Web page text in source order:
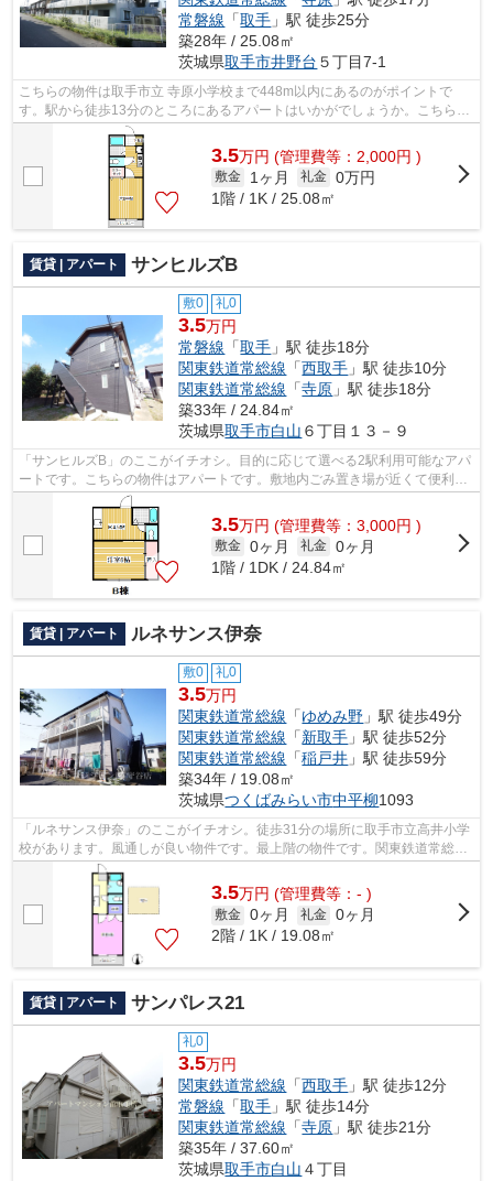
常磐線 「取手 」駅 徒歩25分
築28年 / 25.08㎡
茨城県取手市井野台 ５丁目7-1
こちらの物件は取手市立 寺原小学校まで448m以内にあるのがポイントで
す。駅から徒歩13分のところにあるアパートはいかがでしょうか。こちらの
物件はアパートです。取手市での物件探し...
3.5万円 (管理費等：2,000円 )
敷金 1ヶ月 礼金 0万円
1階 / 1K / 25.08㎡
賃貸 | アパート サンヒルズB
敷0 礼0
3.5万円
常磐線 「取手 」駅 徒歩18分
関東鉄道常総線 「西取手 」駅 徒歩10分
関東鉄道常総線 「寺原 」駅 徒歩18分
築33年 / 24.84㎡
茨城県取手市白山 ６丁目１３－９
「サンヒルズB」のここがイチオシ。目的に応じて選べる2駅利用可能なアパ
ートです。こちらの物件はアパートです。敷地内ごみ置き場が近くて便利。
こだわりたい条件などがあれば、0297-...
3.5万円 (管理費等：3,000円 )
敷金 0ヶ月 礼金 0ヶ月
1階 / 1DK / 24.84㎡
賃貸 | アパート ルネサンス伊奈
敷0 礼0
3.5万円
関東鉄道常総線 「ゆめみ野 」駅 徒歩49分
関東鉄道常総線 「新取手 」駅 徒歩52分
関東鉄道常総線 「稲戸井 」駅 徒歩59分
築34年 / 19.08㎡
茨城県つくばみらい市中平柳1093
「ルネサンス伊奈」のここがイチオシ。徒歩31分の場所に取手市立高井小学
校があります。風通しが良い物件です。最上階の物件です。関東鉄道常総線
ゆめみ野をよくご利用されるなら、029...
3.5万円 (管理費等：- )
敷金 0ヶ月 礼金 0ヶ月
2階 / 1K / 19.08㎡
賃貸 | アパート サンパレス21
礼0
3.5万円
関東鉄道常総線 「西取手 」駅 徒歩12分
常磐線 「取手 」駅 徒歩14分
関東鉄道常総線 「寺原 」駅 徒歩21分
築35年 / 37.60㎡
茨城県取手市白山 ４丁目